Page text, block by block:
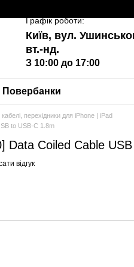
Графік роботи:
Київ, вул.
вт.-нд.
З 10:00 до 17:00
Повербанки
перехідники для iPhone | iPad
to USB-C 1.8m
Data Coiled Cable
відгук